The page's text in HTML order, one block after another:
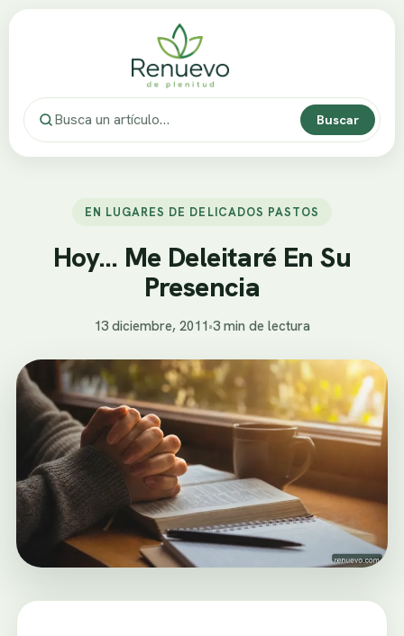
Buscar
EN LUGARES DE DELICADOS PASTOS
Hoy… Me Deleitaré En Su
Presencia
13 diciembre, 2011•3 min de lectura